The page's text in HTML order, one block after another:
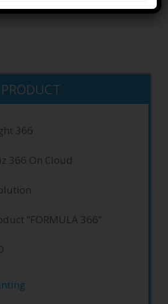
PRODUCT
366
366 On Cloud
“FORMULA 366”